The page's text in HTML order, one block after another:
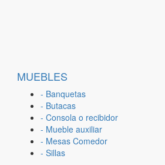
MUEBLES
- Banquetas
- Butacas
- Consola o recibidor
- Mueble auxiliar
- Mesas Comedor
- Sillas